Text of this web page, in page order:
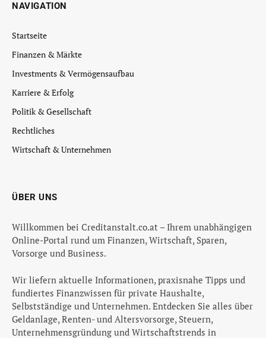
NAVIGATION
Startseite
Finanzen & Märkte
Investments & Vermögensaufbau
Karriere & Erfolg
Politik & Gesellschaft
Rechtliches
Wirtschaft & Unternehmen
ÜBER UNS
Willkommen bei Creditanstalt.co.at – Ihrem unabhängigen
Online-Portal rund um Finanzen, Wirtschaft, Sparen,
Vorsorge und Business.
Wir liefern aktuelle Informationen, praxisnahe Tipps und
fundiertes Finanzwissen für private Haushalte,
Selbstständige und Unternehmen. Entdecken Sie alles über
Geldanlage, Renten- und Altersvorsorge, Steuern,
Unternehmensgründung und Wirtschaftstrends in